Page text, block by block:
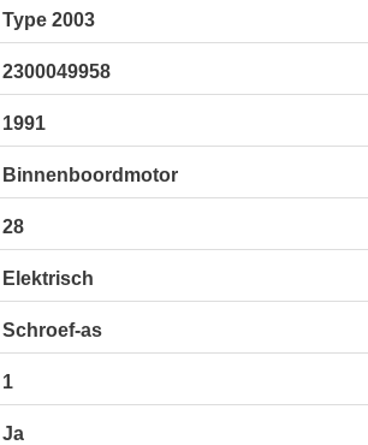
Type 2003
2300049958
1991
Binnenboordmotor
28
Elektrisch
Schroef-as
1
Ja